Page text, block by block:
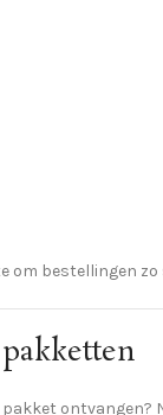
om bestellingen zo
pakket ontvangen?